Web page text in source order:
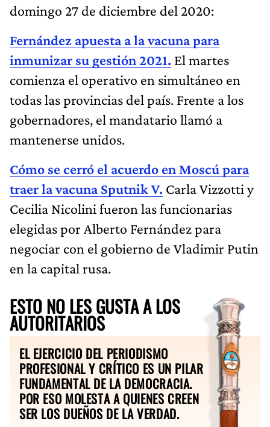
domingo 27 de diciembre del 2020:
Fernández apuesta a la vacuna para
inmunizar su gestión 2021. El martes
comienza el operativo en simultáneo en
todas las provincias del país. Frente a los
gobernadores, el mandatario llamó a
mantenerse unidos.
Cómo se cerró el acuerdo en Moscú para
traer la vacuna Sputnik V. Carla Vizzotti y
Cecilia Nicolini fueron las funcionarias
elegidas por Alberto Fernández para
negociar con el gobierno de Vladimir Putin
en la capital rusa.
ESTO NO LES GUSTA A LOS
AUTORITARIOS
EL EJERCICIO DEL PERIODISMO
PROFESIONAL Y CRÍTICO ES UN PILAR
FUNDAMENTAL DE LA DEMOCRACIA.
POR ESO MOLESTA A QUIENES CREEN
SER LOS DUEÑOS DE LA VERDAD.